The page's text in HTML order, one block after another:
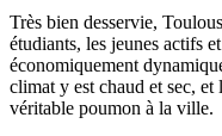
Très bien desservie,
étudiants, les jeunes actifs
économiquement
climat y est chaud et sec,
véritable poumon à la ville.